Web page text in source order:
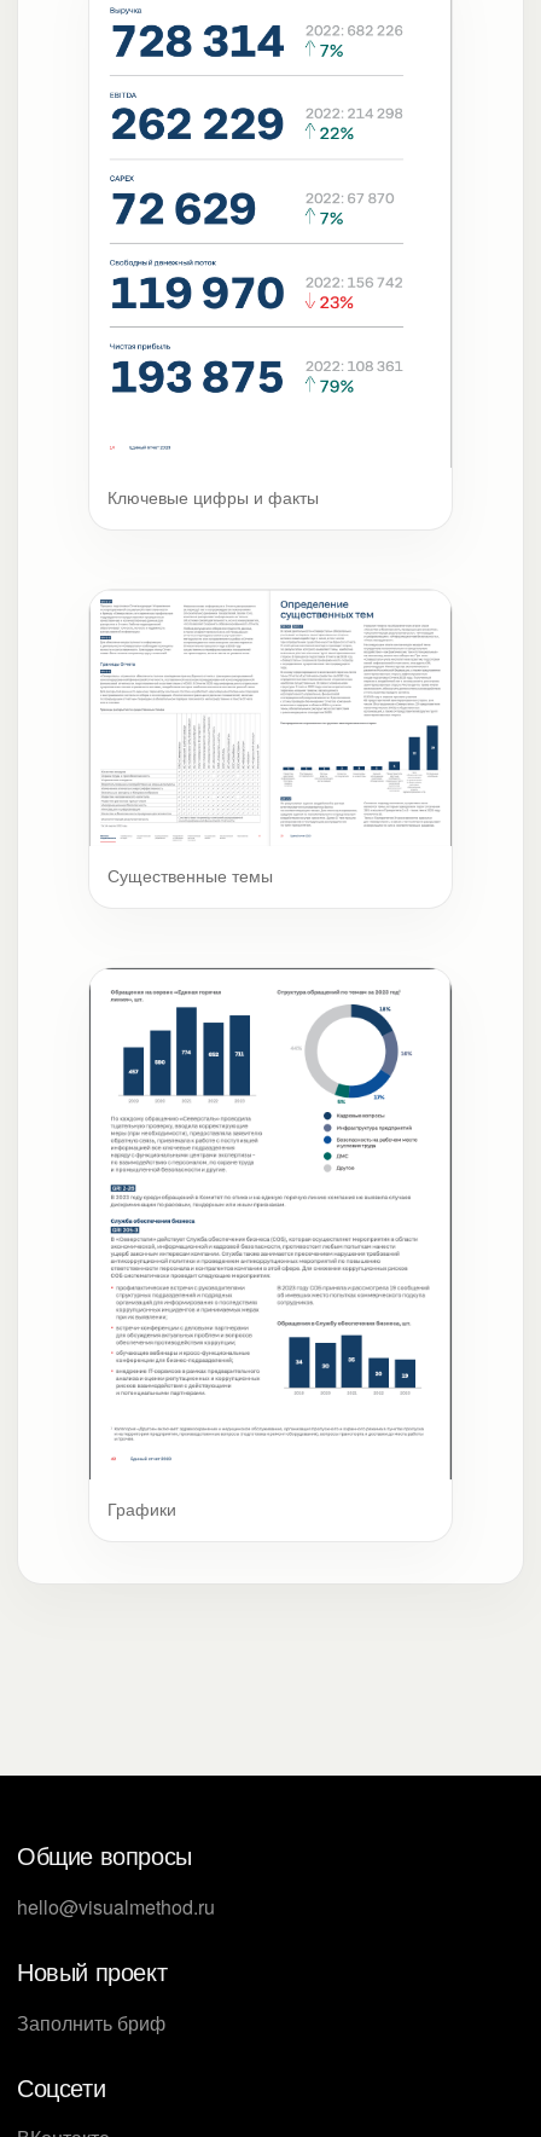
Ключевые цифры и факты
Существенные темы
Графики
Общие вопросы
hello@visualmethod.ru
Новый проект
Заполнить бриф
Соцсети